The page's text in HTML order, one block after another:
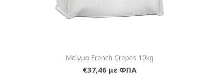
Μείγμα French Crepes 10kg
€37,46 με ΦΠΑ